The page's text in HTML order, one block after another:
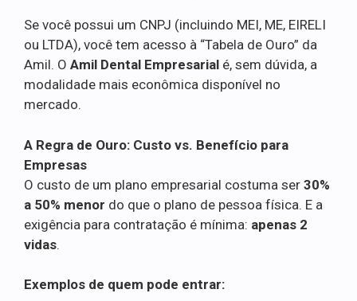
Se você possui um CNPJ (incluindo MEI, ME, EIRELI
ou LTDA), você tem acesso à “Tabela de Ouro” da
Amil. O Amil Dental Empresarial é, sem dúvida, a
modalidade mais econômica disponível no
mercado.
A Regra de Ouro: Custo vs. Benefício para
Empresas
O custo de um plano empresarial costuma ser 30%
a 50% menor do que o plano de pessoa física. E a
exigência para contratação é mínima: apenas 2
vidas.
Exemplos de quem pode entrar: